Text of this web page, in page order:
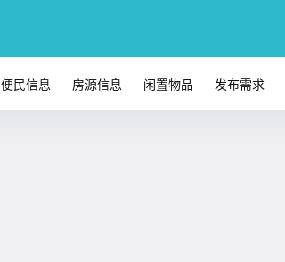
便民信息 房源信息 闲置物品 发布需求